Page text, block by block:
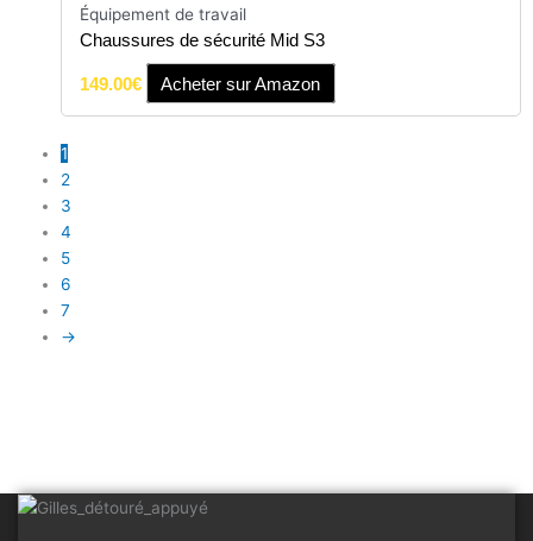
Équipement de travail
Chaussures de sécurité Mid S3
149.00€ Acheter sur Amazon
1
2
3
4
5
6
7
→